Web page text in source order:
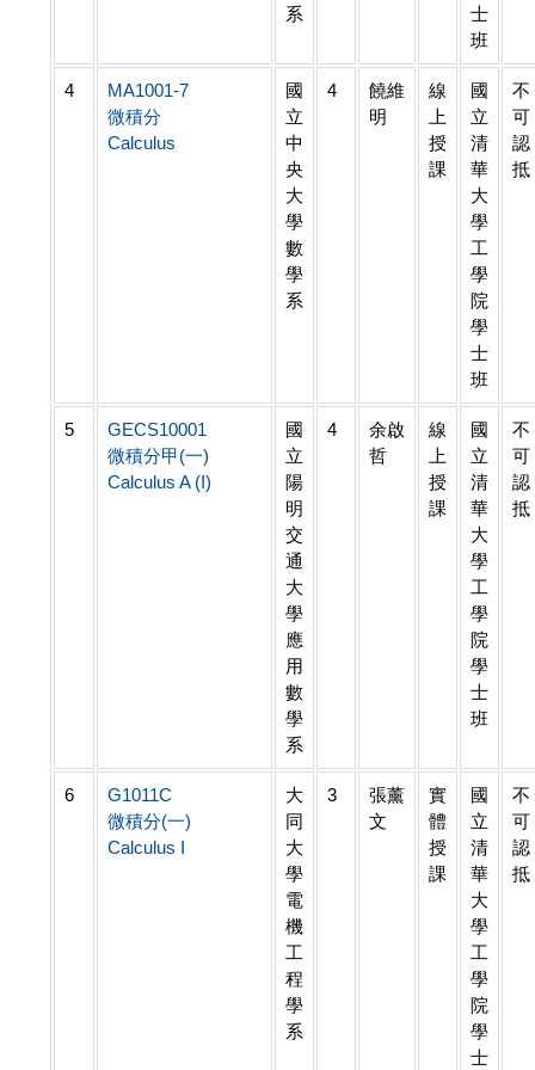
系
士
班
4
MA1001-7
微積分
Calculus
國
立
中
央
大
學
數
學
系
4
饒維
明
線
上
授
課
國
立
清
華
大
學
工
學
院
學
士
班
不
可
認
抵
5
GECS10001
微積分甲(一)
Calculus A (I)
國
立
陽
明
交
通
大
學
應
用
數
學
系
4
余啟
哲
線
上
授
課
國
立
清
華
大
學
工
學
院
學
士
班
不
可
認
抵
6
G1011C
微積分(一)
Calculus I
大
同
大
學
電
機
工
程
學
系
3
張薰
文
實
體
授
課
國
立
清
華
大
學
工
學
院
學
士
不
可
認
抵